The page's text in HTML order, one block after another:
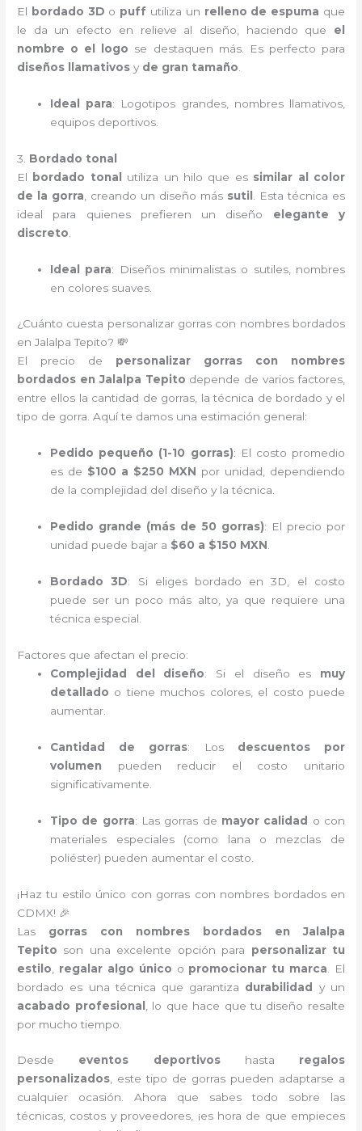
El bordado 3D o puff utiliza un relleno de espuma que
le da un efecto en relieve al diseño, haciendo que el
nombre o el logo se destaquen más. Es perfecto para
diseños llamativos y de gran tamaño
Ideal para: Logotipos grandes, nombres llamativos,
equipos deportivos.
3. Bordado tonal
El
bordado tonal utiliza un hilo que es similar al color
de la gorra , creando un diseño más sutil
. Esta técnica es
ideal para quienes prefieren un diseño elegante y
discreto
Ideal para: Diseños minimalistas o sutiles, nombres
en colores suaves.
¿Cuánto cuesta personalizar gorras con nombres bordados
en Jalalpa Tepito? 💸
El precio de personalizar gorras con nombres
bordados en Jalalpa Tepito depende de varios factores,
entre ellos la cantidad de gorras, la técnica de bordado y el
tipo de gorra. Aquí te damos una estimación general:
Pedido pequeño (1-10 gorras): El costo promedio
es de $100 a $250 MXN por unidad, dependiendo
de la complejidad del diseño y la técnica.
Pedido grande (más de 50 gorras): El precio por
unidad puede bajar a $60 a $150 MXN
Bordado 3D: Si eliges bordado en 3D, el costo
puede ser un poco más alto, ya que requiere una
técnica especial.
Factores que afectan el precio:
Complejidad del diseño: Si el diseño es muy
detallado o tiene muchos colores, el costo puede
aumentar.
Cantidad de gorras: Los descuentos por
volumen pueden reducir el costo unitario
significativamente.
Tipo de gorra: Las gorras de mayor calidad
o con
materiales especiales (como lana o mezclas de
poliéster) pueden aumentar el costo.
¡Haz tu estilo único con gorras con nombres bordados en
CDMX! 🎉
Las gorras con nombres bordados en Jalalpa
Tepito son una excelente opción para personalizar tu
estilo
regalar algo único o promocionar tu marca . El
bordado es una técnica que garantiza durabilidad y un
acabado profesional , lo que hace que tu diseño resalte
por mucho tiempo.
Desde eventos deportivoshasta regalos
personalizados, este tipo de gorras pueden adaptarse a
cualquier ocasión. Ahora que sabes todo sobre las
técnicas, costos y proveedores, ¡es hora de que empieces